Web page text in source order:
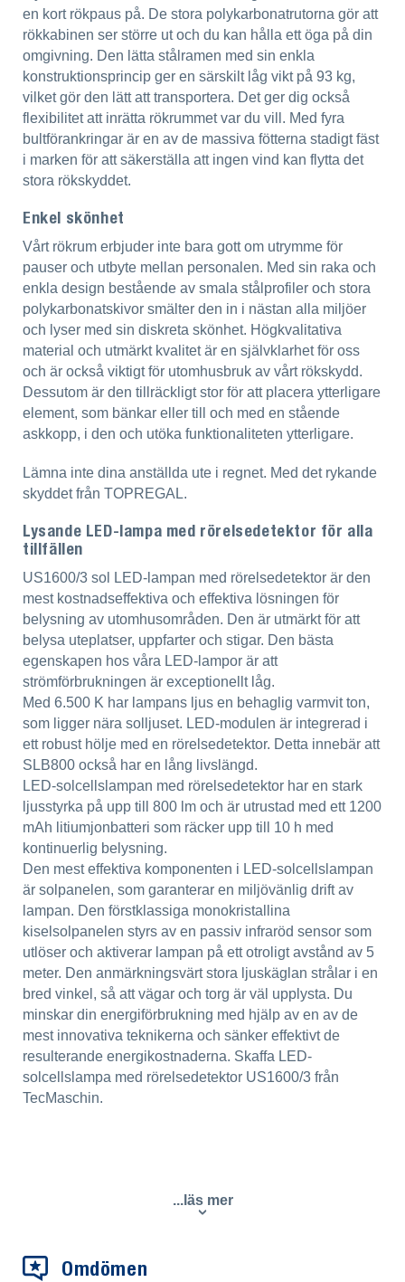
en kort rökpaus på. De stora polykarbonatrutorna gör att
rökkabinen ser större ut och du kan hålla ett öga på din
omgivning. Den lätta stålramen med sin enkla
konstruktionsprincip ger en särskilt låg vikt på 93 kg,
vilket gör den lätt att transportera. Det ger dig också
flexibilitet att inrätta rökrummet var du vill. Med fyra
bultförankringar är en av de massiva fötterna stadigt fäst
i marken för att säkerställa att ingen vind kan flytta det
stora rökskyddet.
Enkel skönhet
Vårt rökrum erbjuder inte bara gott om utrymme för
pauser och utbyte mellan personalen. Med sin raka och
enkla design bestående av smala stålprofiler och stora
polykarbonatskivor smälter den in i nästan alla miljöer
och lyser med sin diskreta skönhet. Högkvalitativa
material och utmärkt kvalitet är en självklarhet för oss
och är också viktigt för utomhusbruk av vårt rökskydd.
Dessutom är den tillräckligt stor för att placera ytterligare
element, som bänkar eller till och med en stående
askkopp, i den och utöka funktionaliteten ytterligare.
Lämna inte dina anställda ute i regnet. Med det rykande
skyddet från TOPREGAL.
Lysande LED-lampa med rörelsedetektor för alla
tillfällen
US1600/3 sol LED-lampan med rörelsedetektor är den
mest kostnadseffektiva och effektiva lösningen för
belysning av utomhusområden. Den är utmärkt för att
belysa uteplatser, uppfarter och stigar. Den bästa
egenskapen hos våra LED-lampor är att
strömförbrukningen är exceptionellt låg.
Med 6.500 K har lampans ljus en behaglig varmvit ton,
som ligger nära solljuset. LED-modulen är integrerad i
ett robust hölje med en rörelsedetektor. Detta innebär att
SLB800 också har en lång livslängd.
LED-solcellslampan med rörelsedetektor har en stark
ljusstyrka på upp till 800 lm och är utrustad med ett 1200
mAh litiumjonbatteri som räcker upp till 10 h med
kontinuerlig belysning.
Den mest effektiva komponenten i LED-solcellslampan
är solpanelen, som garanterar en miljövänlig drift av
lampan. Den förstklassiga monokristallina
kiselsolpanelen styrs av en passiv infraröd sensor som
utlöser och aktiverar lampan på ett otroligt avstånd av 5
meter. Den anmärkningsvärt stora ljuskäglan strålar i en
bred vinkel, så att vägar och torg är väl upplysta. Du
minskar din energiförbrukning med hjälp av en av de
mest innovativa teknikerna och sänker effektivt de
resulterande energikostnaderna. Skaffa LED-
solcellslampa med rörelsedetektor US1600/3 från
TecMaschin.
...läs mer
Omdömen